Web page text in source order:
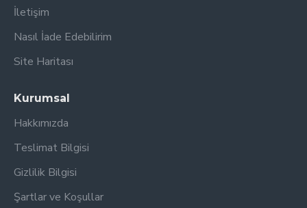
İletişim
Nasıl İade Edebilirim
Site Haritası
Kurumsal
Hakkımızda
Teslimat Bilgisi
Gizlilik Bilgisi
Şartlar ve Koşullar